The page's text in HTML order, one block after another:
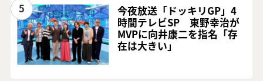
5
今夜放送「ドッキリGP」4
時間テレビSP 東野幸治が
MVPに向井康二を指名「存
在は大きい」